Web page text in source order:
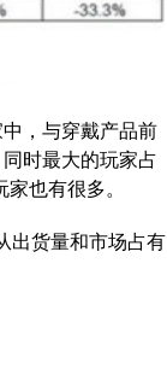
，与穿戴产品前
时最大的玩家占
也有很多。
出货量和市场占有